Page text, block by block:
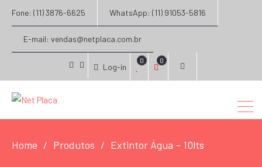
Fone: (11) 3876-6625 WhatsApp: (11) 91053-5816
E-mail: vendas@netplaca.com.br
facebook
instagram
Log-in
0 0
Home Produtos Extintor Água – 10lts